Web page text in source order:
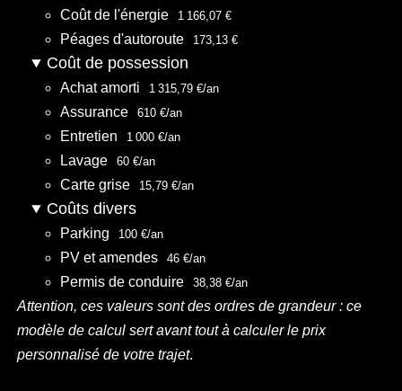
Coût de l'énergie 1 166,07 €
Péages d'autoroute 173,13 €
Coût de possession
Achat amorti 1 315,79 €/an
Assurance 610 €/an
Entretien 1 000 €/an
Lavage 60 €/an
Carte grise 15,79 €/an
Coûts divers
Parking 100 €/an
PV et amendes 46 €/an
Permis de conduire 38,38 €/an
Attention, ces valeurs sont des ordres de grandeur : ce
modèle de calcul sert avant tout à calculer le prix
personnalisé de votre trajet.